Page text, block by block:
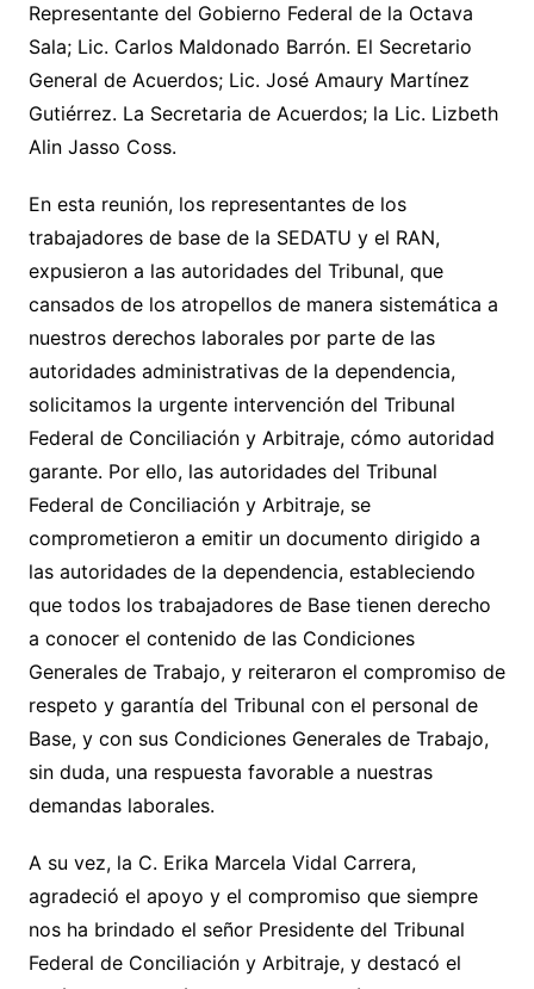
Representante del Gobierno Federal de la Octava
Sala; Lic. Carlos Maldonado Barrón. El Secretario
General de Acuerdos; Lic. José Amaury Martínez
Gutiérrez. La Secretaria de Acuerdos; la Lic. Lizbeth
Alin Jasso Coss.
En esta reunión, los representantes de los
trabajadores de base de la SEDATU y el RAN,
expusieron a las autoridades del Tribunal, que
cansados de los atropellos de manera sistemática a
nuestros derechos laborales por parte de las
autoridades administrativas de la dependencia,
solicitamos la urgente intervención del Tribunal
Federal de Conciliación y Arbitraje, cómo autoridad
garante. Por ello, las autoridades del Tribunal
Federal de Conciliación y Arbitraje, se
comprometieron a emitir un documento dirigido a
las autoridades de la dependencia, estableciendo
que todos los trabajadores de Base tienen derecho
a conocer el contenido de las Condiciones
Generales de Trabajo, y reiteraron el compromiso de
respeto y garantía del Tribunal con el personal de
Base, y con sus Condiciones Generales de Trabajo,
sin duda, una respuesta favorable a nuestras
demandas laborales.
A su vez, la C. Erika Marcela Vidal Carrera,
agradeció el apoyo y el compromiso que siempre
nos ha brindado el señor Presidente del Tribunal
Federal de Conciliación y Arbitraje, y destacó el